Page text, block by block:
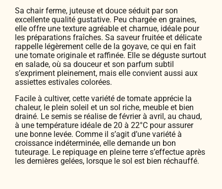
Sa chair ferme, juteuse et douce séduit par son
excellente qualité gustative. Peu chargée en graines,
elle offre une texture agréable et charnue, idéale pour
les préparations fraîches. Sa saveur fruitée et délicate
rappelle légèrement celle de la goyave, ce qui en fait
une tomate originale et raffinée. Elle se déguste surtout
en salade, où sa douceur et son parfum subtil
s’expriment pleinement, mais elle convient aussi aux
assiettes estivales colorées.
Facile à cultiver, cette variété de tomate apprécie la
chaleur, le plein soleil et un sol riche, meuble et bien
drainé. Le semis se réalise de février à avril, au chaud,
à une température idéale de 20 à 22°C pour assurer
une bonne levée. Comme il s’agit d’une variété à
croissance indéterminée, elle demande un bon
tuteurage. Le repiquage en pleine terre s’effectue après
les dernières gelées, lorsque le sol est bien réchauffé.